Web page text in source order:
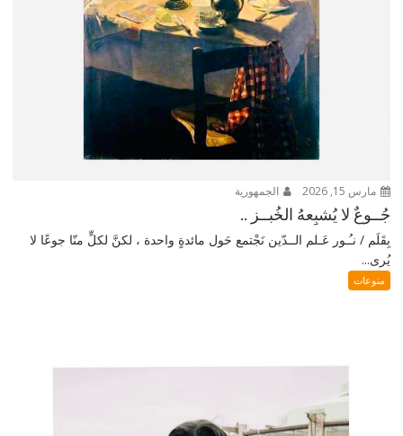
مارس 15, 2026 الجمهورية
جُــوعٌ لا يُشبِعهُ الخُبــز ..
بِقَلَم / نـُـور عَـلم الــدّين نَجْتمع حَول مائدةٍ واحدة ، لكنَّ لكلٍّ منّا جوعًا لا
يُرى...
منوعات